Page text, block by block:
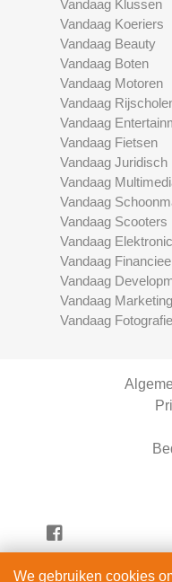
Vandaag Klussen
Vandaag Koeriers
Vandaag Beauty
Vandaag Boten
Vandaag Motoren
Vandaag
Vandaag
Vandaag Fietsen
Vandaag Juridisch
Vandaag
Vandaag
Vandaag Scooters
Vandaag
Vandaag
Vandaag
Vandaag Marketing
Vandaag Fotografie
We gebruiken cookies